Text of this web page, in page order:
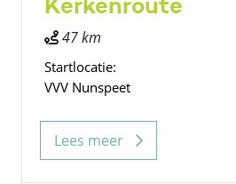
47 km
Startlocatie:
VVV Nunspeet
Lees meer